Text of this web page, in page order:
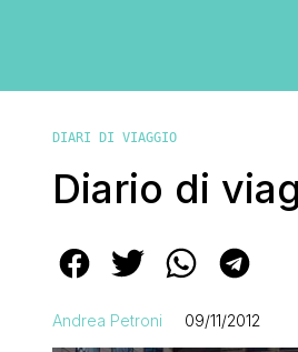
DIARI DI VIAGGIO
Diario di
Andrea Petroni 09/11/2012